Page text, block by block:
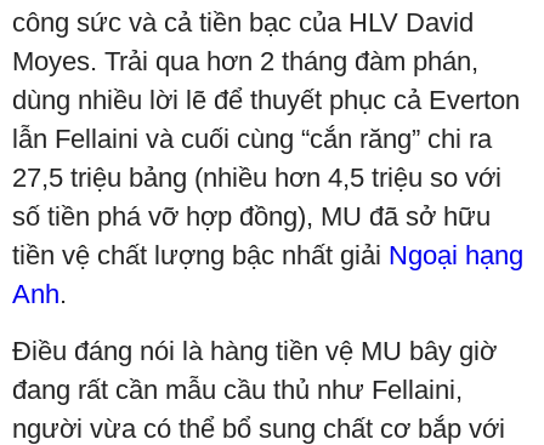
công sức và cả tiền bạc của HLV David
Moyes. Trải qua hơn 2 tháng đàm phán,
dùng nhiều lời lẽ để thuyết phục cả Everton
lẫn Fellaini và cuối cùng “cắn răng” chi ra
27,5 triệu bảng (nhiều hơn 4,5 triệu so với
số tiền phá vỡ hợp đồng), MU đã sở hữu
tiền vệ chất lượng bậc nhất giải Ngoại hạng
Anh.
Điều đáng nói là hàng tiền vệ MU bây giờ
đang rất cần mẫu cầu thủ như Fellaini,
người vừa có thể bổ sung chất cơ bắp với